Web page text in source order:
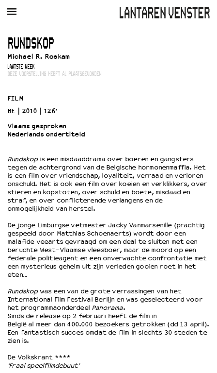
AGENDA FILM
Winkelmandje
Zoek
Openingstijden & contact
Bereikbaarheid
Kaartverkoop
EDUCATIE
Schoolvoorstellingen
Filmprogramma’s Primair Onderwijs
Filmprogramma’s VO/MBO
Speciale educatieprogramma’s
OVER LANTARENVENSTER
Wat we doen
Werken bij
Wie is wie
Word vriend
Historie
Partners
Huisregels
Privacyverklaring
Duurzaamheid
RUNDSKOP
Michael R. Roskam
LAATSTE WEEK
DEZE VOORSTELLING HEEFT AL PLAATSGEVONDEN
FILM
BE
2010
126’
Vlaams gesproken
Nederlands ondertiteld
Rundskopis een misdaaddrama over boeren en gangsters
tegen de achtergrond van de Belgische hormonenmaffia. Het
is een film over vriendschap, loyaliteit, verraad en verloren
onschuld. Het is ook een film over koeien en verklikkers, over
stieren en kopstoten, over schuld en boete, misdaad en
straf, en over conflicterende verlangens en de
onmogelijkheid van herstel.
De jonge Limburgse vetmester Jacky Vanmarsenille (prachtig
gespeeld door Matthias Schoenaerts) wordt door een
malafide veearts gevraagd om een deal te sluiten met een
beruchte West-Vlaamse vleesboer, maar de moord op een
federale politieagent en een onverwachte confrontatie met
een mysterieus geheim uit zijn verleden gooien roet in het
eten…
Rundskopwas een van de grote verrassingen van het
International Film Festival Berlijn en was geselecteerd voor
het programmaonderdeel Panorama.
Sinds de release op 2 februari heeft de film in
België al meer dan 400.000 bezoekers getrokken (dd 13 april).
Een fantastisch succes omdat de film in slechts 30 steden te
zien is.
De Volkskrant ****
‘Fraai speelfilmdebuut’